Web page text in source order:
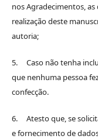
nos Agradecimentos,
realização deste
autoria;
5. Caso não tenha
que nenhuma pessoa
confecção.
6. Atesto que, se
e fornecimento de